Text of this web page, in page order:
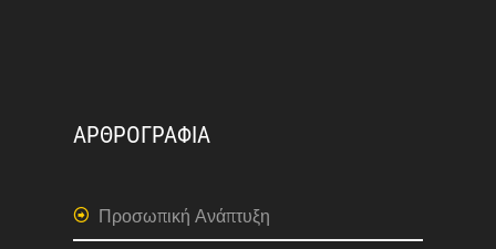
ΑΡΘΡΟΓΡΑΦΙΑ
Προσωπική Ανάπτυξη